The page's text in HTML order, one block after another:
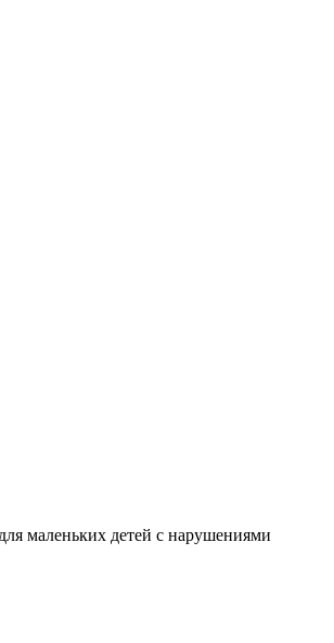
маленьких детей с нарушениями